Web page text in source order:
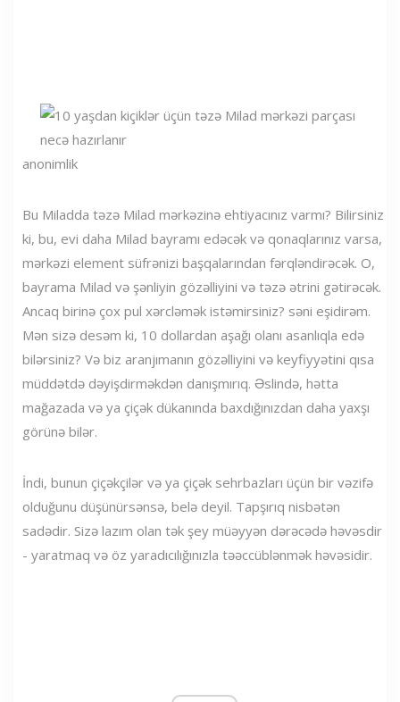
anonimlik
Bu Miladda təzə Milad mərkəzinə ehtiyacınız varmı? Bilirsiniz
ki, bu, evi daha Milad bayramı edəcək və qonaqlarınız varsa,
mərkəzi element süfrənizi başqalarından fərqləndirəcək. O,
bayrama Milad və şənliyin gözəlliyini və təzə ətrini gətirəcək.
Ancaq birinə çox pul xərcləmək istəmirsiniz? səni eşidirəm.
Mən sizə desəm ki, 10 dollardan aşağı olanı asanlıqla edə
bilərsiniz? Və biz aranjımanın gözəlliyini və keyfiyyətini qısa
müddətdə dəyişdirməkdən danışmırıq. Əslində, hətta
mağazada və ya çiçək dükanında baxdığınızdan daha yaxşı
görünə bilər.
İndi, bunun çiçəkçilər və ya çiçək sehrbazları üçün bir vəzifə
olduğunu düşünürsənsə, belə deyil. Tapşırıq nisbətən
sadədir. Sizə lazım olan tək şey müəyyən dərəcədə həvəsdir
- yaratmaq və öz yaradıcılığınızla təəccüblənmək həvəsidir.